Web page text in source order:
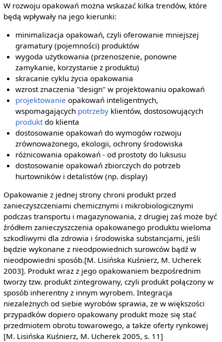
W rozwoju opakowań można wskazać kilka trendów, które
będą wpływały na jego kierunki:
minimalizacja opakowań, czyli oferowanie mniejszej
gramatury (pojemności) produktów
wygoda użytkowania (przenoszenie, ponowne
zamykanie, korzystanie z produktu)
skracanie cyklu życia opakowania
wzrost znaczenia "design" w projektowaniu opakowań
projektowanie opakowań inteligentnych,
wspomagających potrzeby klientów, dostosowujących
produktdo klienta
dostosowanie opakowań do wymogów rozwoju
zrównoważonego, ekologii, ochrony środowiska
różnicowania opakowań - od prostoty do luksusu
dostosowanie opakowań zbiorczych do potrzeb
hurtowników i detalistów (np. display)
Opakowanie z jednej strony chroni produkt przed
zanieczyszczeniami chemicznymi i mikrobiologicznymi
podczas transportu i magazynowania, z drugiej zaś może być
źródłem zanieczyszczenia opakowanego produktu wieloma
szkodliwymi dla zdrowia i środowiska substancjami, jeśli
będzie wykonane z nieodpowiednich surowców bądź w
nieodpowiedni sposób.[M. Lisińska Kuśnierz, M. Ucherek
2003]. Produkt wraz z jego opakowaniem bezpośrednim
tworzy tzw. produkt zintegrowany, czyli produkt połączony w
sposób inherentny z innym wyrobem. Integracja
niezależnych od siebie wyrobów sprawia, ze w większości
przypadków dopiero opakowany produkt może się stać
przedmiotem obrotu towarowego, a także oferty rynkowej
[M. Lisińska Kuśnierz, M. Ucherek 2005, s. 11]